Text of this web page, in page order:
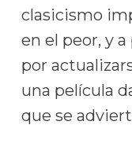
clasicismo
en el peor, y
por
una película
que se